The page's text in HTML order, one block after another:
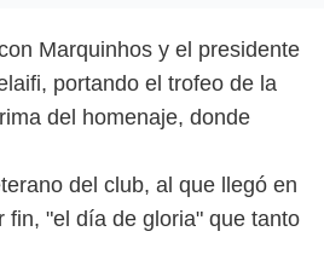
Marquinhos y el presidente
portando el trofeo de la
del homenaje, donde
del club, al que llegó en
fin, "el día de gloria" que tanto